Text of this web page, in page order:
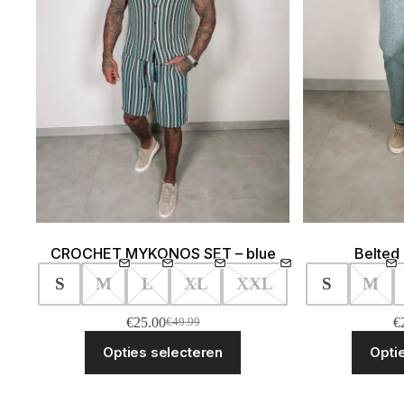
CROCHET MYKONOS SET – blue
S M L XL XXL
€49.99
Oorspronkelijke
prijs
was:
€49.99.
€25.00Huidige
prijs
is:
€25.00.
Opties selecteren
Belted
S M
€